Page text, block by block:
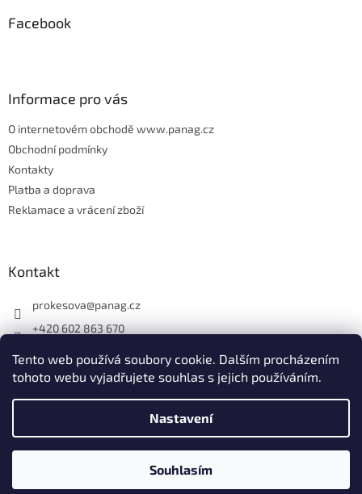
Tento web používá soubory cookie. Dalším procházením
tohoto webu vyjadřujete souhlas s jejich používáním.
Nastavení
Souhlasím
p
aFacebook
Informace pro vás
O internetovém obchodě www.panag.cz
Obchodní podmínky
Kontakty
Platba a doprava
Reklamace a vrácení zboží
Kontakt
prokesova@panag.cz
+420 602 863 670
Vytvořil Shoptet
Panag.cz. Všechna práva vyhrazena.